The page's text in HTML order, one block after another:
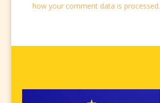
how your comment data is processed.